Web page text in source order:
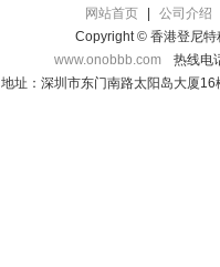
网站首页
公司介绍
Copyright © 香港登尼特
www.onobbb.com
热线电
地址：深圳市东门南路太阳岛大厦